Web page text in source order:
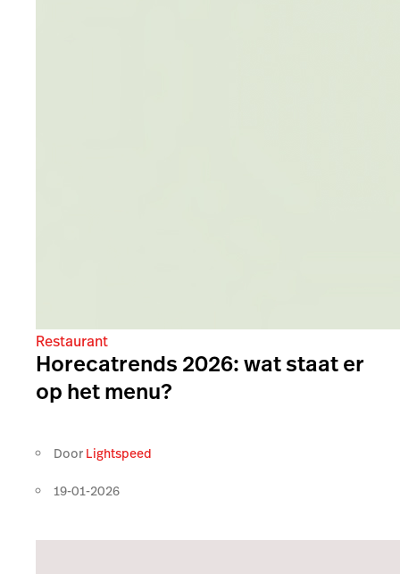
Restaurant
Horecatrends 2026: wat staat er
op het menu?
Door Lightspeed
19-01-2026